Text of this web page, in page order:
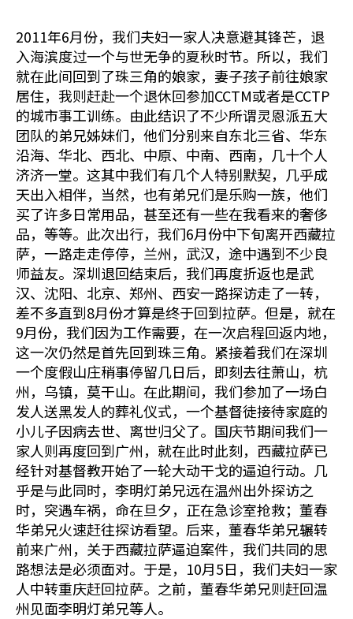
2011年6月份，我们夫妇一家人决意避其锋芒，退
入海滨度过一个与世无争的夏秋时节。所以，我们
就在此间回到了珠三角的娘家，妻子孩子前往娘家
居住，我则赶赴一个退休回参加CCTM或者是CCTP
的城市事工训练。由此结识了不少所谓灵恩派五大
团队的弟兄姊妹们，他们分别来自东北三省、华东
沿海、华北、西北、中原、中南、西南，几十个人
济济一堂。这其中我们有几个人特别默契，几乎成
天出入相伴，当然，也有弟兄们是乐购一族，他们
买了许多日常用品，甚至还有一些在我看来的奢侈
品，等等。此次出行，我们6月份中下旬离开西藏拉
萨，一路走走停停，兰州，武汉，途中遇到不少良
师益友。深圳退回结束后，我们再度折返也是武
汉、沈阳、北京、郑州、西安一路探访走了一转，
差不多直到8月份才算是终于回到拉萨。但是，就在
9月份，我们因为工作需要，在一次启程回返内地，
这一次仍然是首先回到珠三角。紧接着我们在深圳
一个度假山庄稍事停留几日后，即刻去往萧山，杭
州，乌镇，莫干山。在此期间，我们参加了一场白
发人送黑发人的葬礼仪式，一个基督徒接待家庭的
小儿子因病去世、离世归父了。国庆节期间我们一
家人则再度回到广州，就在此时此刻，西藏拉萨已
经针对基督教开始了一轮大动干戈的逼迫行动。几
乎是与此同时，李明灯弟兄远在温州出外探访之
时，突遇车祸，命在旦夕，正在急诊室抢救；董春
华弟兄火速赶往探访看望。后来，董春华弟兄辗转
前来广州，关于西藏拉萨逼迫案件，我们共同的思
路想法是必须面对。于是，10月5日，我们夫妇一家
人中转重庆赶回拉萨。之前，董春华弟兄则赶回温
州见面李明灯弟兄等人。